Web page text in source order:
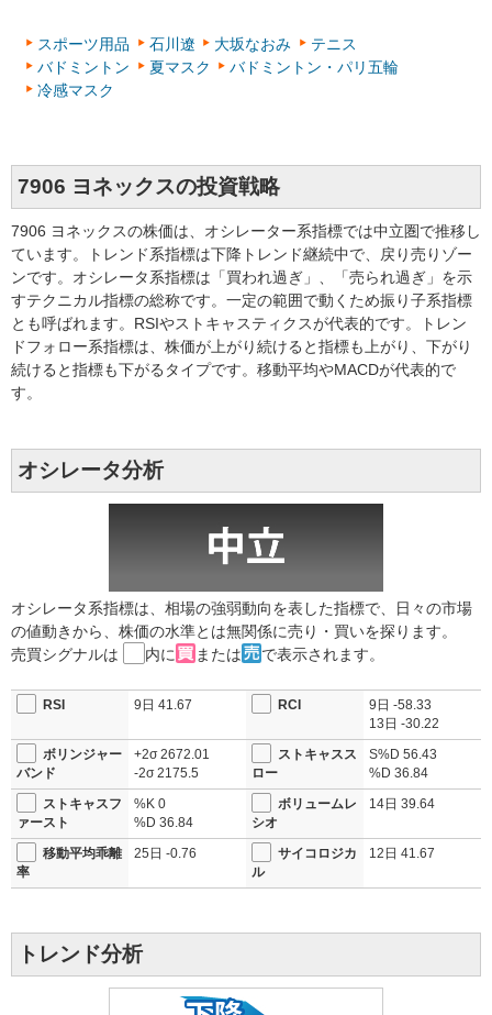
スポーツ用品 石川遼 大坂なおみ
テニス
バドミントン
夏マスク
バドミントン・パリ五輪
冷感マスク
7906 ヨネックスの投資戦略
7906 ヨネックスの株価は、オシレーター系指標では中立圏で推移し
ています。トレンド系指標は下降トレンド継続中で、戻り売りゾー
ンです。オシレータ系指標は「買われ過ぎ」、「売られ過ぎ」を示
すテクニカル指標の総称です。一定の範囲で動くため振り子系指標
とも呼ばれます。RSIやストキャスティクスが代表的です。トレン
ドフォロー系指標は、株価が上がり続けると指標も上がり、下がり
続けると指標も下がるタイプです。移動平均やMACDが代表的で
す。
オシレータ分析
オシレータ系指標は、相場の強弱動向を表した指標で、日々の市場
の値動きから、株価の水準とは無関係に売り・買いを探ります。
売買シグナルは
内に または で表示されます。
RSI 9日 41.67 RCI 9日 -58.33
13日 -30.22
ボリンジャー
バンド
+2σ2672.01
-2σ2175.5
ストキャスス
ロー
S%D 56.43
%D 36.84
ストキャスフ
ァースト
%K 0
%D 36.84
ボリュームレ
シオ
14日 39.64
移動平均乖離
率
25日 -0.76
サイコロジカ
ル
12日 41.67
トレンド分析